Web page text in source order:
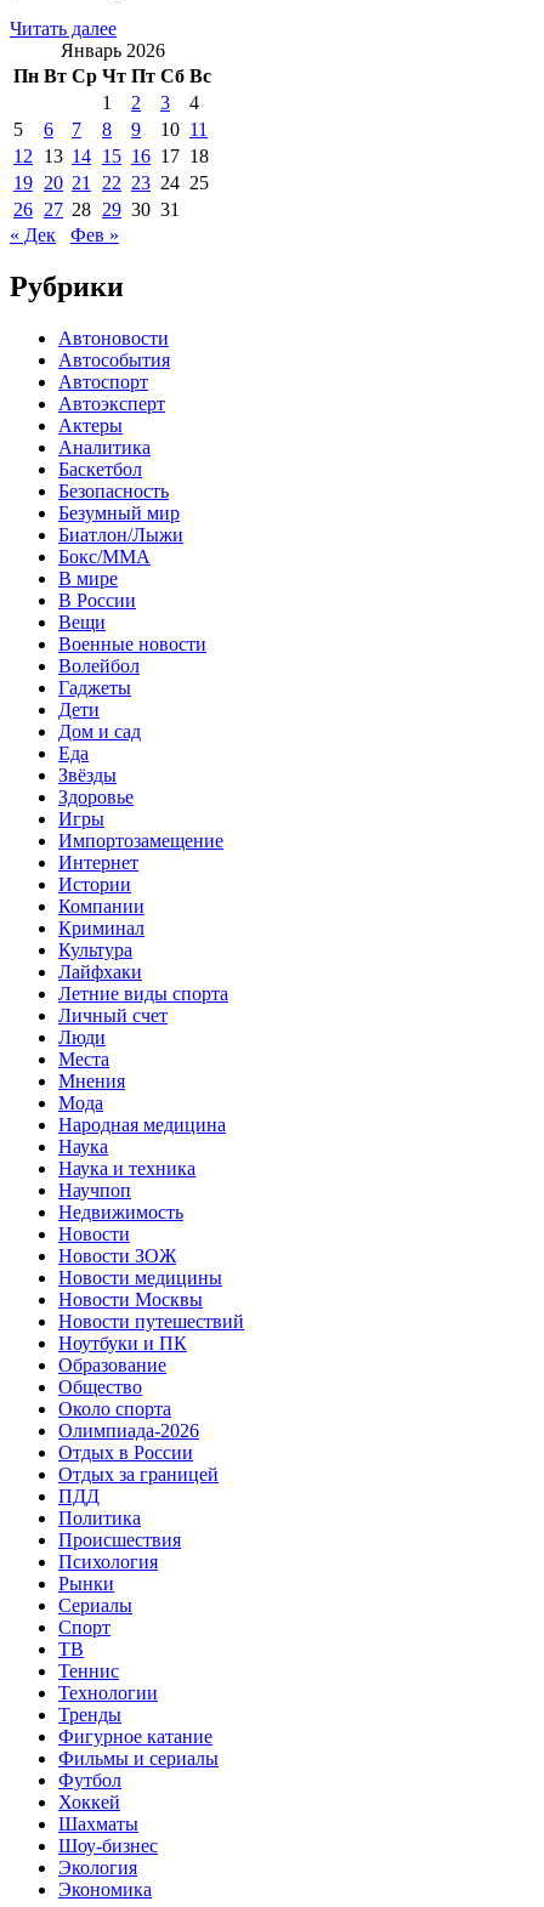
Читать далее
Январь 2026
Пн Вт Ср Чт Пт Сб Вс
1
2 3
4
5
6 7 8 9 10 11
12 13 14 15 16 17 18
19 20 21 22 23 24 25
26 27 28 29 30 31
« Дек
Фев »
Рубрики
Автоновости
Автособытия
Автоспорт
Автоэксперт
Актеры
Аналитика
Баскетбол
Безопасность
Безумный мир
Биатлон/Лыжи
Бокс/MMA
В мире
В России
Вещи
Военные новости
Волейбол
Гаджеты
Дети
Дом и сад
Еда
Звёзды
Здоровье
Игры
Импортозамещение
Интернет
Истории
Компании
Криминал
Культура
Лайфхаки
Летние виды спорта
Личный счет
Люди
Места
Мнения
Мода
Народная медицина
Наука
Наука и техника
Научпоп
Недвижимость
Новости
Новости ЗОЖ
Новости медицины
Новости Москвы
Новости путешествий
Ноутбуки и ПК
Образование
Общество
Около спорта
Олимпиада-2026
Отдых в России
Отдых за границей
ПДД
Политика
Происшествия
Психология
Рынки
Сериалы
Спорт
ТВ
Теннис
Технологии
Тренды
Фигурное катание
Фильмы и сериалы
Футбол
Хоккей
Шахматы
Шоу-бизнес
Экология
Экономика